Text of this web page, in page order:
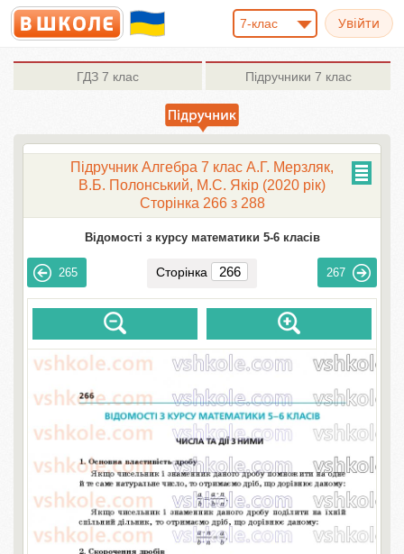
7-клас
ГДЗ 7 клас Підручники 7 клас
Підручник Алгебра 7 клас А.Г. Мерзляк,
В.Б. Полонський, М.С. Якір (2020 рік)
Сторінка 266 з 288
Відомості з курсу математики 5-6 класів
265 Сторінка 267